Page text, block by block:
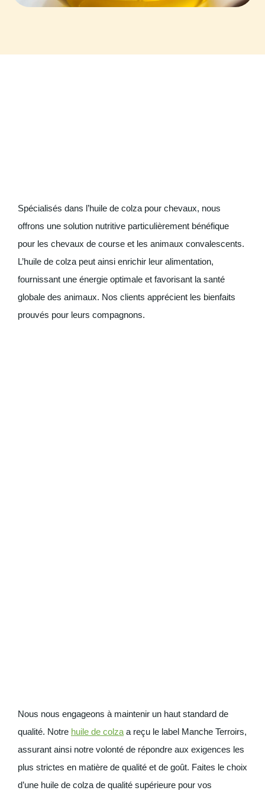
Spécialisés dans l’huile de colza pour chevaux, nous
offrons une solution nutritive particulièrement bénéfique
pour les chevaux de course et les animaux convalescents.
L’huile de colza peut ainsi enrichir leur alimentation,
fournissant une énergie optimale et favorisant la santé
globale des animaux. Nos clients apprécient les bienfaits
prouvés pour leurs compagnons.
Nous nous engageons à maintenir un haut standard de
qualité. Notre huile de colza a reçu le label Manche Terroirs,
assurant ainsi notre volonté de répondre aux exigences les
plus strictes en matière de qualité et de goût. Faites le choix
d’une huile de colza de qualité supérieure pour vos